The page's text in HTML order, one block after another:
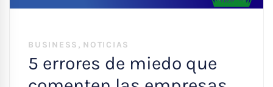
BUSINESS , NOTICIAS
5 errores de miedo que